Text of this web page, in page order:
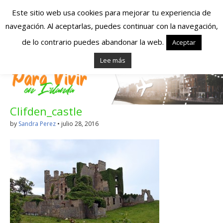
Españoles en
Irlanda – Vivir en
Irlanda – Trabajo
en Irlanda –
Alojamiento en
Irlanda
Blog dedicado a los que viven, estudian y trabajan en
Irlanda!
Clifden_castle
by Sandra Perez • julio 28, 2016
Este sitio web usa cookies para mejorar tu experiencia de
navegación. Al aceptarlas, puedes continuar con la navegación,
de lo contrario puedes abandonar la web.
Aceptar
Lee más